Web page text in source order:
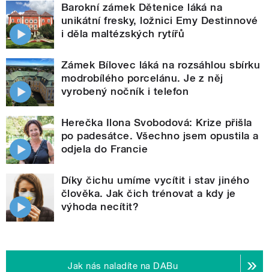
Barokní zámek Dětenice láká na
unikátní fresky, ložnici Emy Destinnové
i děla maltézských rytířů
Zámek Bílovec láká na rozsáhlou sbírku
modrobílého porcelánu. Je z něj
vyrobený nočník i telefon
Herečka Ilona Svobodová: Krize přišla
po padesátce. Všechno jsem opustila a
odjela do Francie
Díky čichu umíme vycítit i stav jiného
člověka. Jak čich trénovat a kdy je
výhoda necítit?
Jak nás naladíte na DABu